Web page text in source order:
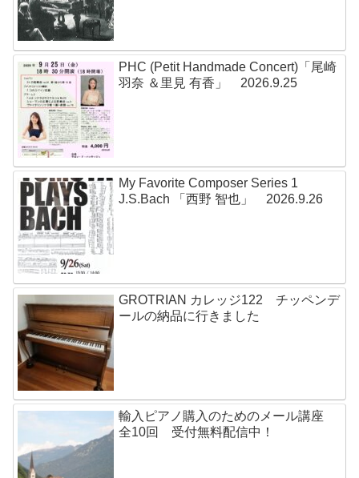
PHC (Petit Handmade Concert)「尾崎
羽奈 ＆里見 有香」 2026.9.25
My Favorite Composer Series 1
J.S.Bach 「西野 智也」 2026.9.26
GROTRIAN カレッジ122 チッペンデ
ールの納品に行きました
輸入ピアノ購入のためのメール講座
全10回 受付無料配信中！